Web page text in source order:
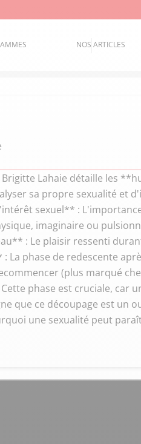
NOS ARTICLES
Lahaie détaille les
sa propre sexualité et
sexuel** :
imaginaire ou
: Le plaisir ressenti
La phase de redescente
(plus marqué
phase est cruciale, car
que ce découpage est un
une sexualité peut